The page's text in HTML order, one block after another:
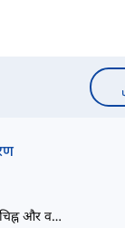
विराम चिह्न और वर्तनी